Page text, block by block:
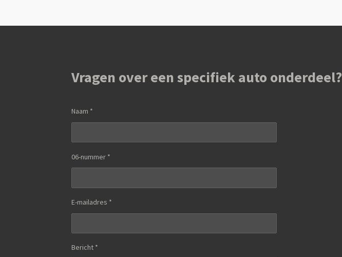
Vragen over een specifiek auto onderdeel?
Naam *
06-nummer *
E-mailadres *
Bericht *